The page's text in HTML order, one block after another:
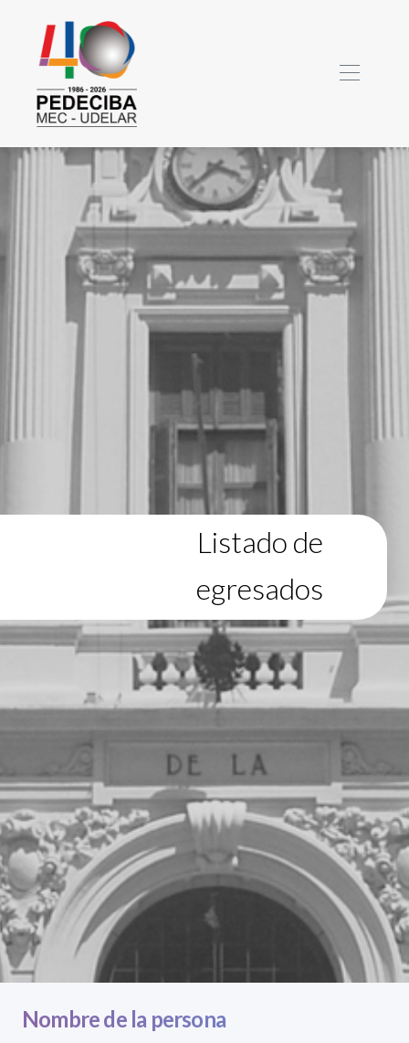
Listado de
egresados
Nombre de la persona